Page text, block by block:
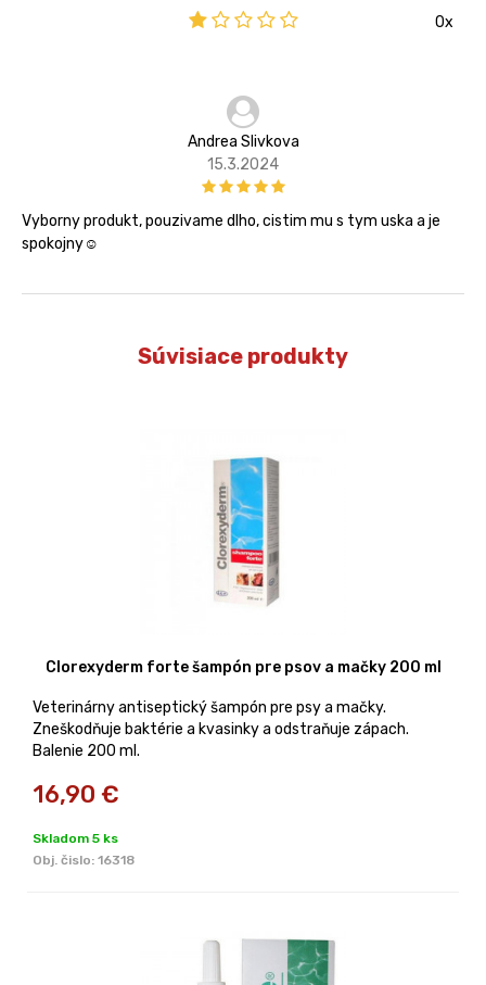
0x
Andrea Slivkova
15.3.2024
Vyborny produkt, pouzivame dlho, cistim mu s tym uska a je
spokojny☺️
Súvisiace produkty
Clorexyderm forte šampón pre psov a mačky 200 ml
Veterinárny antiseptický šampón pre psy a mačky.
Zneškodňuje baktérie a kvasinky a odstraňuje zápach.
Balenie 200 ml.
16,90 €
Skladom 5 ks
Obj. čislo: 16318